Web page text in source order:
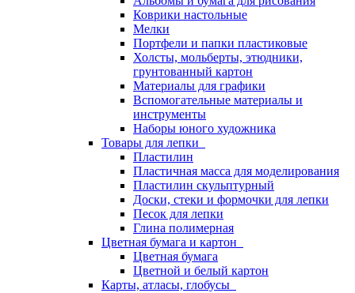
Коврики настольные
Мелки
Портфели и папки пластиковые
Холсты, мольберты, этюдники,
грунтованный картон
Материалы для графики
Вспомогательные материалы и
инструменты
Наборы юного художника
Товары для лепки
Пластилин
Пластичная масса для моделирования
Пластилин скульптурный
Доски, стеки и формочки для лепки
Песок для лепки
Глина полимерная
Цветная бумага и картон
Цветная бумага
Цветной и белый картон
Карты, атласы, глобусы